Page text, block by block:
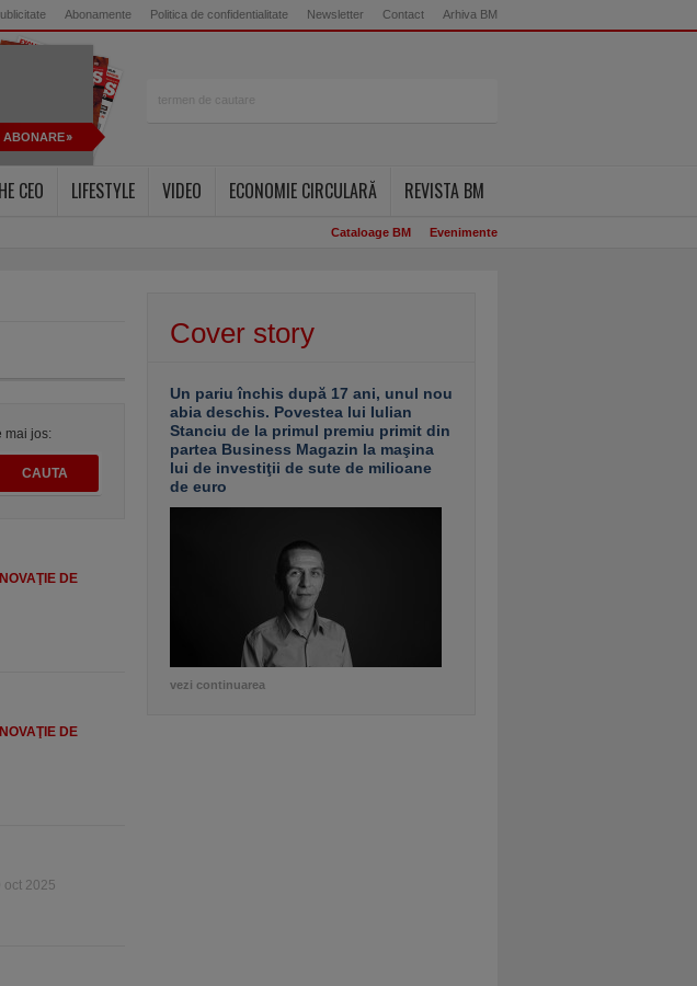
Abonamente Politica de confidentialitate Newsletter Contact Arhiva BM
ABONARE
CEO LIFESTYLE VIDEO ECONOMIE CIRCULARĂ REVISTA BM
Cataloage BM Evenimente
mai jos:
DE
DE
oct 2025
Cover story
Un pariu închis după 17 ani, unul nou
abia deschis. Povestea lui Iulian
Stanciu de la primul premiu primit din
partea Business Magazin la maşina
lui de investiţii de sute de milioane
de euro
vezi continuarea